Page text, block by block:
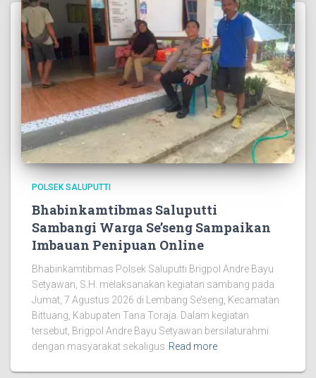
POLSEK SALUPUTTI
Bhabinkamtibmas Saluputti
Sambangi Warga Se’seng Sampaikan
Imbauan Penipuan Online
Bhabinkamtibmas Polsek Saluputti Brigpol Andre Bayu
Setyawan, S.H. melaksanakan kegiatan sambang pada
Jumat, 7 Agustus 2026 di Lembang Se’seng, Kecamatan
Bittuang, Kabupaten Tana Toraja. Dalam kegiatan
tersebut, Brigpol Andre Bayu Setyawan bersilaturahmi
dengan masyarakat sekaligus Read more